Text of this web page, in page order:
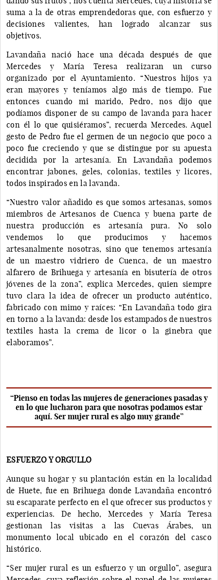
suma a la de otras emprendedoras que, con esfuerzo y
decisiones valientes, han logrado alcanzar sus
objetivos.
Lavandaña nació hace una década después de que
Mercedes y María Teresa realizaran un curso
organizado por el Ayuntamiento. “Nuestros hijos ya
eran mayores y teníamos algo más de tiempo. Fue
entonces cuando mi marido, Pedro, nos dijo que
podíamos disponer de su campo de lavanda para hacer
con él lo que quisiéramos”, recuerda Mercedes. Aquel
gesto de Pedro fue el germen de un negocio que poco a
poco fue creciendo y que se distingue por su apuesta
decidida por la artesanía. En Lavandaña podemos
encontrar jabones, geles, colonias, textiles y licores,
todos inspirados en la lavanda.
“Nuestro valor añadido es que somos artesanas, somos
miembros de Artesanos de Cuenca y buena parte de
nuestra producción es artesanía pura. No solo
vendemos lo que producimos y hacemos
artesanalmente nosotras, sino que tenemos artesanía
de un maestro vidriero de Cuenca, de un maestro
alfarero de Brihuega y artesanía en bisutería de otros
jóvenes de la zona”, explica Mercedes, quien siempre
tuvo clara la idea de ofrecer un producto auténtico,
fabricado con mimo y raíces: “En Lavandaña todo gira
en torno a la lavanda: desde los estampados de nuestros
textiles hasta la crema de licor o la ginebra que
elaboramos”.
“Pienso en todas las mujeres de generaciones pasadas y
en lo que lucharon para que nosotras podamos estar
aquí. Ser mujer rural es algo muy grande”
ESFUERZO Y ORGULLO
Aunque su hogar y su plantación están en la localidad
de Huete, fue en Brihuega donde Lavandaña encontró
su escaparate perfecto en el que ofrecer sus productos y
experiencias. De hecho, Mercedes y María Teresa
gestionan las visitas a las Cuevas Árabes, un
monumento local ubicado en el corazón del casco
histórico.
“Ser mujer rural es un esfuerzo y un orgullo”, asegura